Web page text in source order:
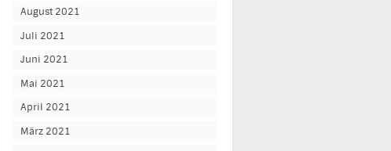
August 2021
Juli 2021
Juni 2021
Mai 2021
April 2021
März 2021